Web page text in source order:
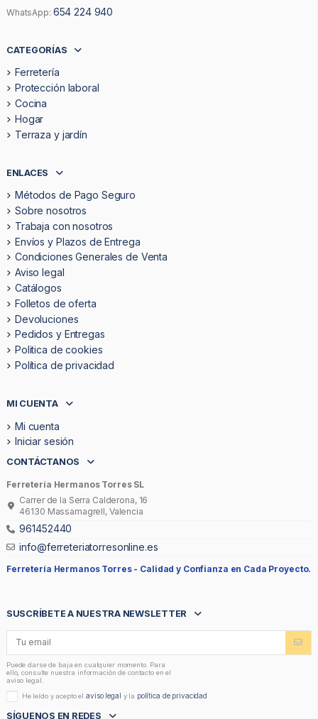
WhatsApp: 654 224 940
CATEGORÍAS
Ferretería
Protección laboral
Cocina
Hogar
Terraza y jardín
ENLACES
Métodos de Pago Seguro
Sobre nosotros
Trabaja con nosotros
Envíos y Plazos de Entrega
Condiciones Generales de Venta
Aviso legal
Catálogos
Folletos de oferta
Devoluciones
Pedidos y Entregas
Politica de cookies
Política de privacidad
MI CUENTA
Mi cuenta
Iniciar sesión
CONTÁCTANOS
Ferretería Hermanos Torres SL
Carrer de la Serra Calderona, 16
46130 Massamagrell, Valencia
961452440
info@ferreteriatorresonline.es
Ferretería Hermanos Torres - Calidad y Confianza en Cada Proyecto.
SUSCRÍBETE A NUESTRA NEWSLETTER
Puede darse de baja en cualquier momento. Para
ello, consulte nuestra información de contacto en el
aviso legal.
He leído y acepto elaviso legal y la política de privacidad
SÍGUENOS EN REDES